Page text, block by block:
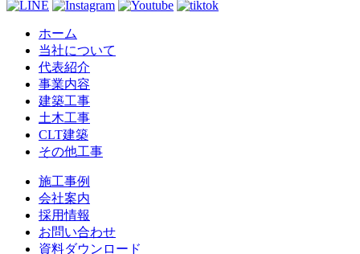
ホーム
当社について
代表紹介
事業内容
建築工事
土木工事
CLT建築
その他工事
施工事例
会社案内
採用情報
お問い合わせ
資料ダウンロード